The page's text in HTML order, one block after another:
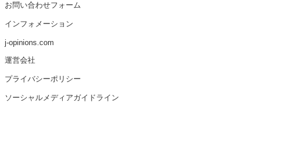
お問い合わせフォーム
インフォメーション
j-opinions.com
運営会社
プライバシーポリシー
ソーシャルメディアガイドライン